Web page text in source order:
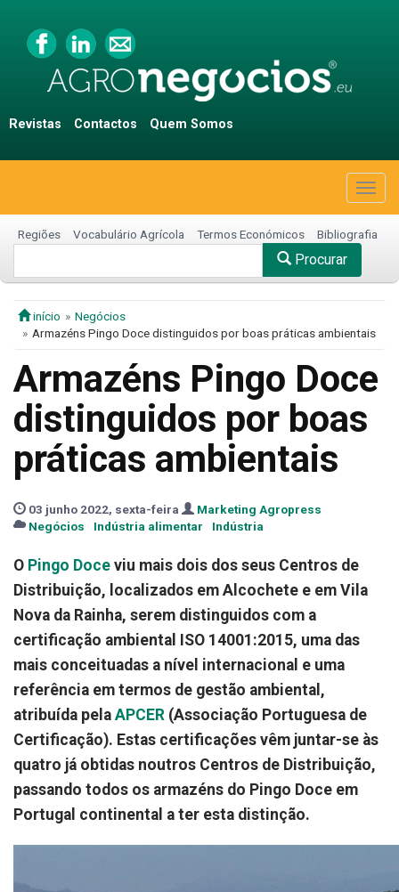
Revistas Contactos Quem Somos
Regiões Vocabulário Agrícola Termos Económicos Bibliografia
Procurar
início
Negócios
Armazéns Pingo Doce distinguidos por boas práticas ambientais
Armazéns Pingo Doce
distinguidos por boas
práticas ambientais
03 junho 2022, sexta-feira
Marketing Agropress
Negócios
Indústria alimentar Indústria
O Pingo Doce viu mais dois dos seus Centros de
Distribuição, localizados em Alcochete e em Vila
Nova da Rainha, serem distinguidos com a
certificação ambiental ISO 14001:2015, uma das
mais conceituadas a nível internacional e uma
referência em termos de gestão ambiental,
atribuída pela APCER (Associação Portuguesa de
Certificação). Estas certificações vêm juntar-se às
quatro já obtidas noutros Centros de Distribuição,
passando todos os armazéns do Pingo Doce em
Portugal continental a ter esta distinção.